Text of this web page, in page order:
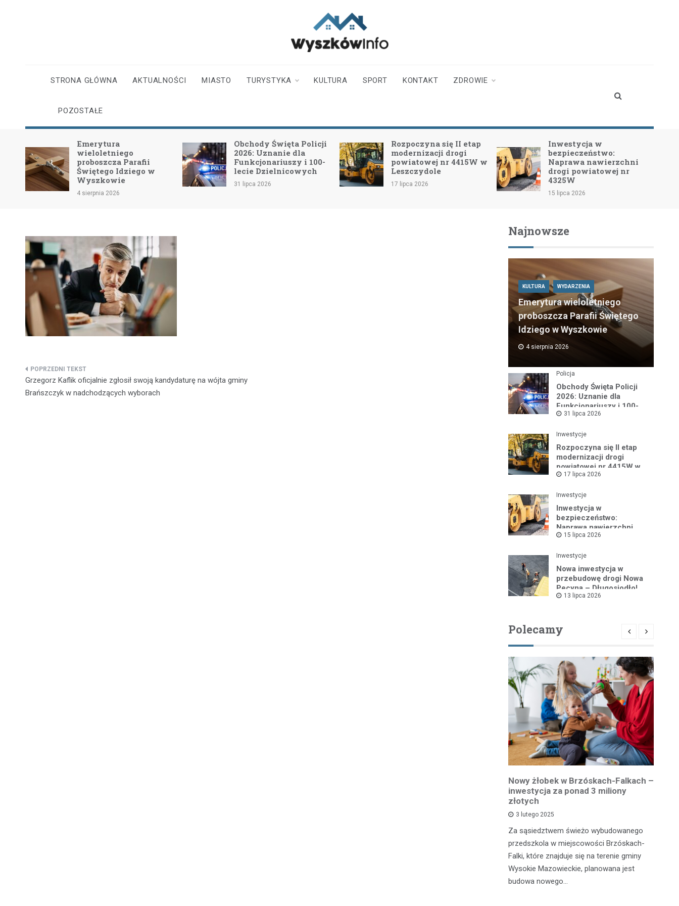
STRONA GŁÓWNA AKTUALNOŚCI MIASTO TURYSTYKA KULTURA SPORT KONTAKT ZDROWIE
POZOSTAŁE
Emerytura
wieloletniego
proboszcza Parafii
Świętego Idziego w
Wyszkowie
4 sierpnia 2026
Obchody Święta Policji
2026: Uznanie dla
Funkcjonariuszy i 100-
lecie Dzielnicowych
31 lipca 2026
Rozpoczyna się II etap
modernizacji drogi
powiatowej nr 4415W w
Leszczydole
17 lipca 2026
Inwestycja w
bezpieczeństwo:
Naprawa nawierzchni
drogi powiatowej nr
4325W
15 lipca 2026
Nawigacja
wpisu
Grzegorz Kaflik oficjalnie zgłosił swoją kandydaturę na wójta gminy
Brańszczyk w nadchodzących wyborach
Najnowsze
KULTURA WYDARZENIA
Emerytura wieloletniego
proboszcza Parafii Świętego
Idziego w Wyszkowie
4 sierpnia 2026
Policja
Obchody Święta Policji
2026: Uznanie dla
Funkcjonariuszy i 100-
lecie Dzielnicowych
31 lipca 2026
Inwestycje
Rozpoczyna się II etap
modernizacji drogi
powiatowej nr 4415W w
Leszczydole
17 lipca 2026
Inwestycje
Inwestycja w
bezpieczeństwo:
Naprawa nawierzchni
drogi powiatowej nr
15 lipca 2026
Inwestycje
Nowa inwestycja w
przebudowę drogi Nowa
Pecyna – Długosiodło!
13 lipca 2026
Polecamy
Nowy żłobek w Brzóskach-Falkach –
inwestycja za ponad 3 miliony
złotych
3 lutego 2025
Za sąsiedztwem świeżo wybudowanego
przedszkola w miejscowości Brzóskach-
Falki, które znajduje się na terenie gminy
Wysokie Mazowieckie, planowana jest
budowa nowego…